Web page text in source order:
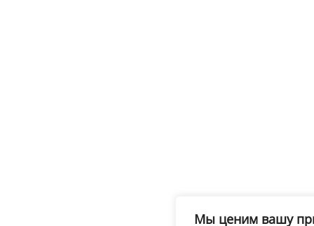
Мы ценим вашу